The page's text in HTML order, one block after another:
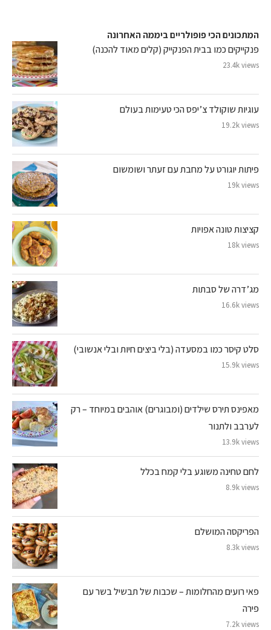
המתכונים הכי פופולריים ביממה האחרונה
פנקייקים כמו בבית הפנקייק (קלים מאוד להכנה)
23.4k views
עוגיות שוקולד צ’יפס הכי טעימות בעולם
19.2k views
פיתות יוגורט על מחבת עם זעתר ושומשום
19k views
קציצות טונה אפויות
18k views
מג’דרה של סבתות
16.6k views
סלט קיסר כמו במסעדה (בלי ביצים חיות ובלי אנשובי)
15.9k views
מאפינס תירס שילדים (ומבוגרים) אוהבים במיוחד – רק
לערבב ולתנור
13.9k views
לחם טחינה משוגע בלי קמח בכלל
8.9k views
הפריקסה המושלם
8.3k views
פאי רועים מהחלומות – שכבות של תבשיל בשר עם
פירה
7.2k views